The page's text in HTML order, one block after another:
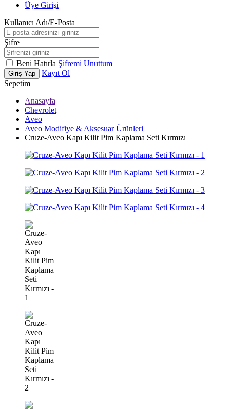
Üye Girişi
Kullanıcı Adı/E-Posta
Şifre
Beni Hatırla Şifremi Unuttum
Giriş Yap
Kayıt Ol
Sepetim
Anasayfa
Chevrolet
Aveo
Aveo Modifiye & Aksesuar Ürünleri
Cruze-Aveo Kapı Kilit Pim Kaplama Seti Kırmızı